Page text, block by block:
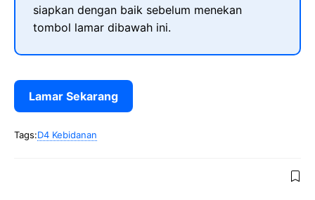
siapkan dengan baik sebelum menekan
tombol lamar dibawah ini.
Lamar Sekarang
Tags:D4 Kebidanan